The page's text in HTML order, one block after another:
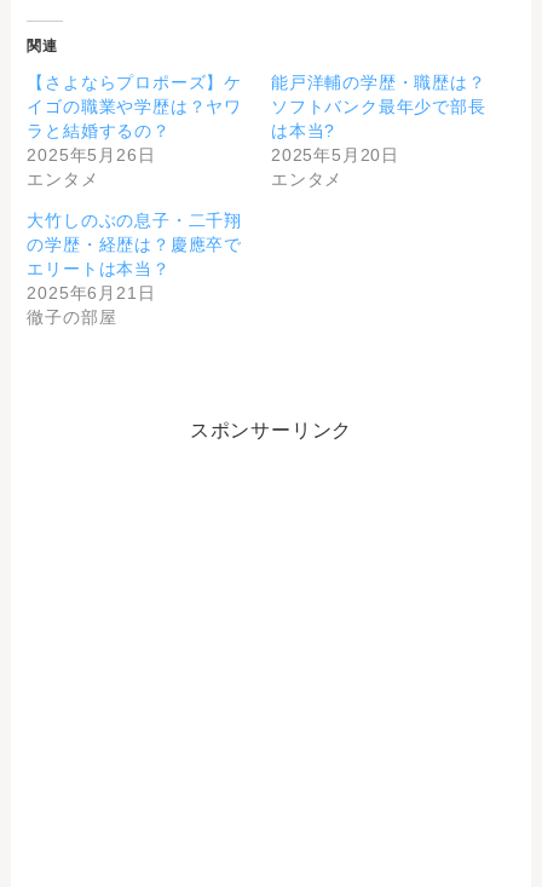
関連
【さよならプロポーズ】ケ
イゴの職業や学歴は？ヤワ
ラと結婚するの？
2025年5月26日
エンタメ
能戸洋輔の学歴・職歴は？
ソフトバンク最年少で部長
は本当?
2025年5月20日
エンタメ
大竹しのぶの息子・二千翔
の学歴・経歴は？慶應卒で
エリートは本当？
2025年6月21日
徹子の部屋
スポンサーリンク